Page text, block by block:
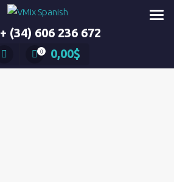
+ (34) 606 236 672
0 0,00$